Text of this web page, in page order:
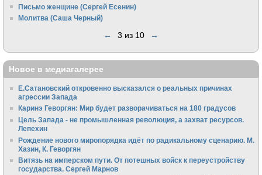
Письмо женщине (Сергей Есенин)
Молитва (Саша Черный)
← 3 из 10 →
Новое в медиагалерее
Е.Сатановский откровенно высказался о реальных причинах
агрессии Запада
Каринэ Геворгян: Мир будет разворачиваться на 180 градусов
Цель Запада - не промышленная революция, а захват ресурсов.
Лепехин
Рождение нового миропорядка идёт по радикальному сценарию. М.
Хазин, К. Геворгян
Витязь на имперском пути. От потешных войск к переустройству
государства. Сергей Марнов